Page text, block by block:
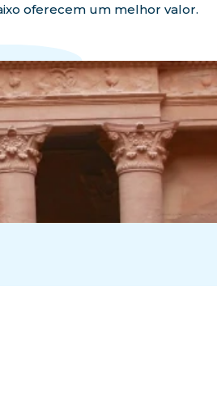
oferecem um melhor valor.